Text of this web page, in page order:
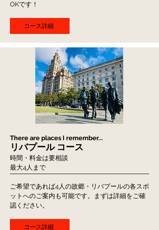
OKです！
コース詳細
リバプール コース
There are places I remember...
時間・料金は要相談
最大4人まで
​ご希望であれば4人の故郷・リバプールの各スポ
ットへのご案内も可能です。まずは詳細をご確
認ください。
コース詳細